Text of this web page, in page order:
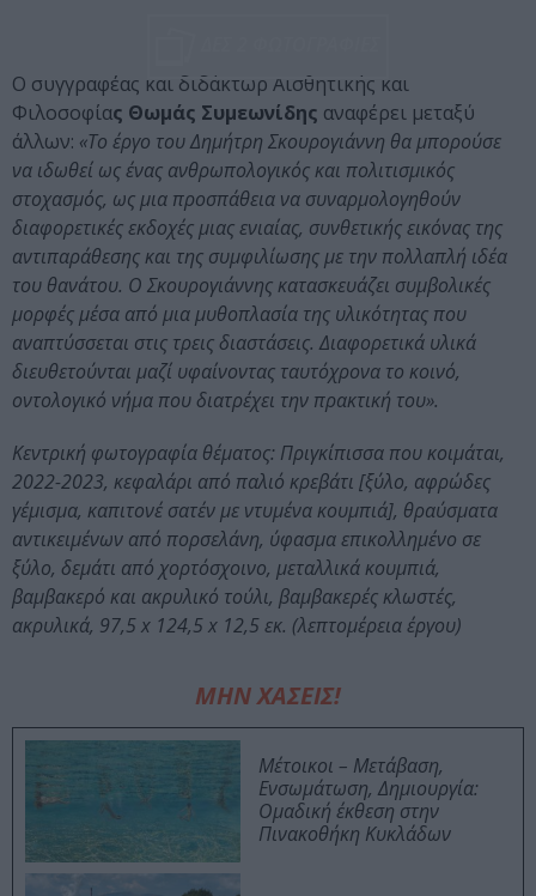
Ο συγγραφέας και διδάκτωρ Αισθητικής και
Φιλοσοφίας Θωμάς Συμεωνίδης αναφέρει μεταξύ
άλλων: «Το έργο του Δημήτρη Σκουρογιάννη θα μπορούσε
να ιδωθεί ως ένας ανθρωπολογικός και πολιτισμικός
στοχασμός, ως μια προσπάθεια να συναρμολογηθούν
διαφορετικές εκδοχές μιας ενιαίας, συνθετικής εικόνας της
αντιπαράθεσης και της συμφιλίωσης με την πολλαπλή ιδέα
του θανάτου. Ο Σκουρογιάννης κατασκευάζει συμβολικές
μορφές μέσα από μια μυθοπλασία της υλικότητας που
αναπτύσσεται στις τρεις διαστάσεις. Διαφορετικά υλικά
διευθετούνται μαζί υφαίνοντας ταυτόχρονα το κοινό,
οντολογικό νήμα που διατρέχει την πρακτική του».
Κεντρική φωτογραφία θέματος: Πριγκίπισσα που κοιμάται,
2022-2023, κεφαλάρι από παλιό κρεβάτι [ξύλο, αφρώδες
γέμισμα, καπιτονέ σατέν με ντυμένα κουμπιά], θραύσματα
αντικειμένων από πορσελάνη, ύφασμα επικολλημένο σε
ξύλο, δεμάτι από χορτόσχοινο, μεταλλικά κουμπιά,
βαμβακερό και ακρυλικό τούλι, βαμβακερές κλωστές,
ακρυλικά, 97,5 x 124,5 x 12,5 εκ. (λεπτομέρεια έργου)
ΜΗΝ ΧΑΣΕΙΣ!
Μέτοικοι – Μετάβαση,
Ενσωμάτωση, Δημιουργία:
Ομαδική έκθεση στην
Πινακοθήκη Κυκλάδων